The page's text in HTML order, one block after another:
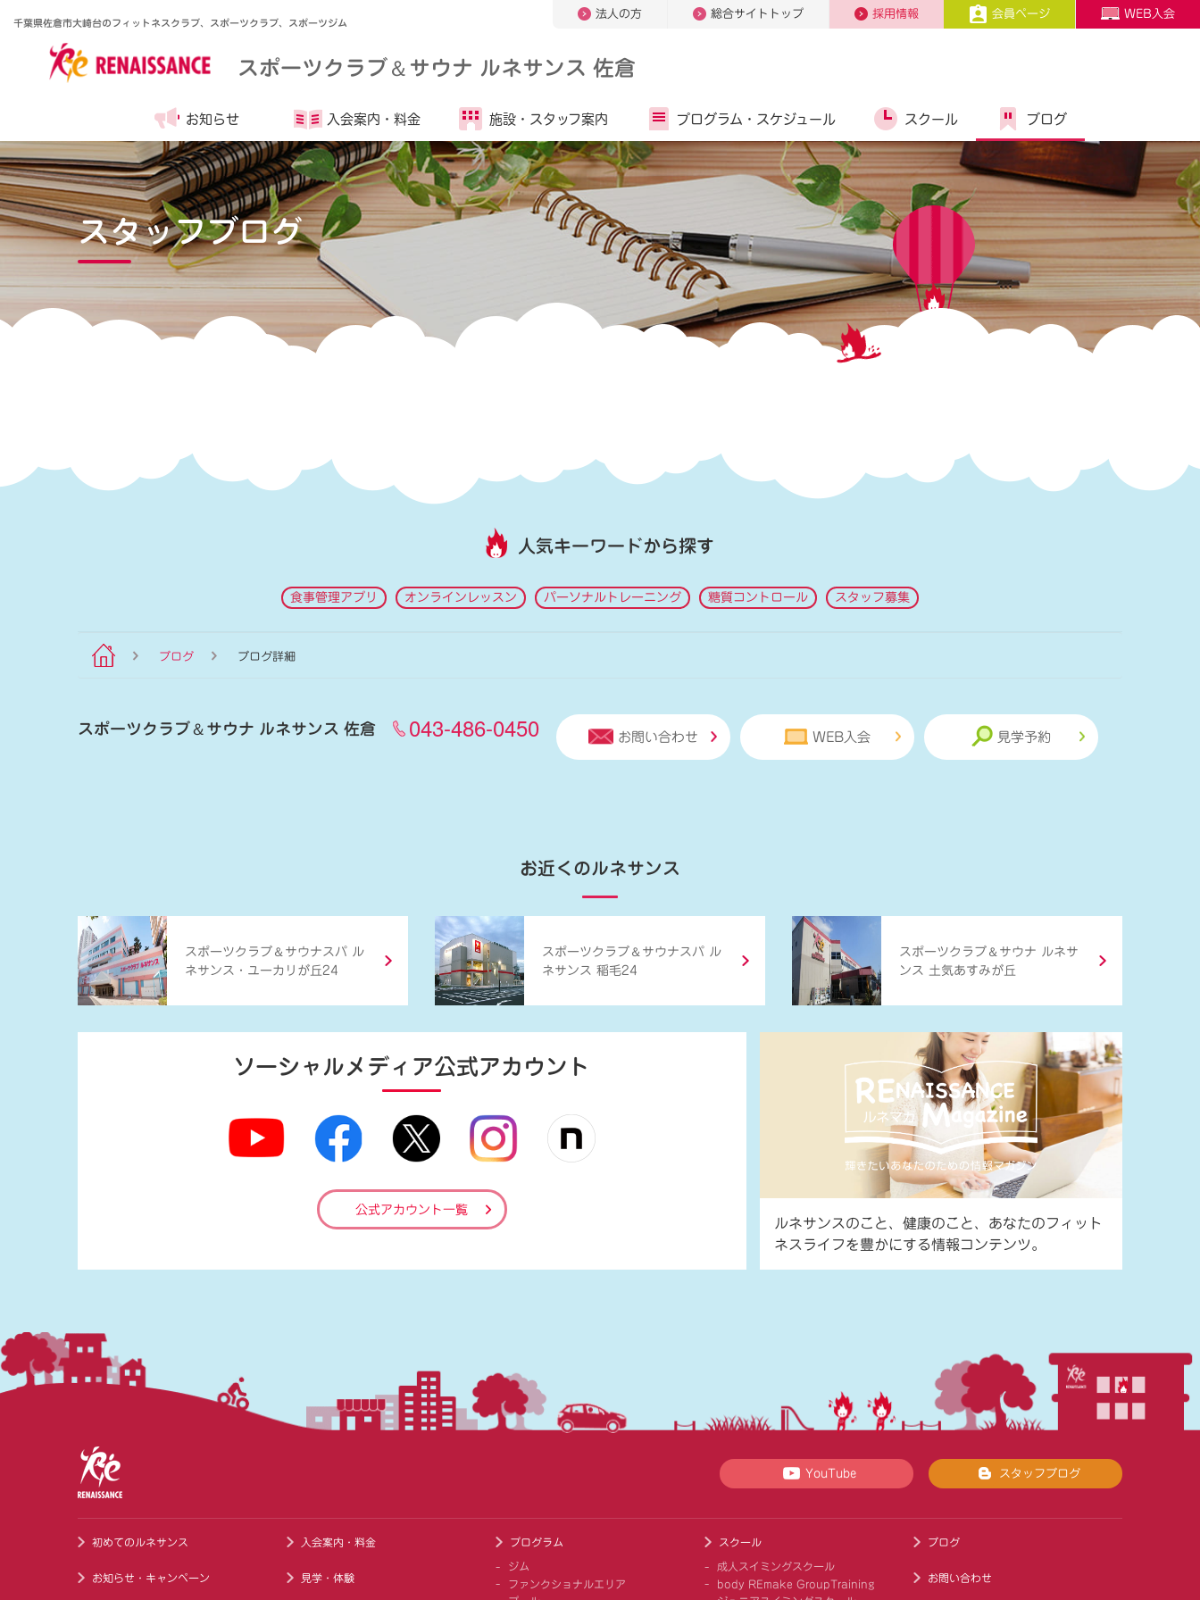
千葉県佐倉市大崎台のフィットネスクラブ、スポーツクラブ、スポーツジム
法人の方 総合サイトトップ 採用情報 会員ページ WEB入会
スポーツクラブ＆サウナ ルネサンス 佐倉
お知らせ 入会案内・ 料金 施設・ スタッフ案内 プログラム・ スケジュール スクール ブログ
スタッフブログ
人気キーワードから探す
食事管理アプリ オンラインレッスン パーソナルトレーニング 糖質コントロール スタッフ募集
ブログ ブログ詳細
スポーツクラブ＆サウナ ルネサンス 佐倉 043-486-0450 お問い合わせ WEB入会 見学予約
お近くのルネサンス
スポーツクラブ ＆ サウナスパ ル
ネサンス・ユーカリが丘24
スポーツクラブ ＆ サウナスパ ル
ネサンス 稲毛24
スポーツクラブ ＆ サウナ ルネサ
ンス 土気あすみが丘
ソーシャルメディア公式アカウント
公式アカウント一覧
ルネサンスのこと、健康のこと、あなたのフィット
ネスライフを豊かにする情報コンテンツ。
YouTube スタッフブログ
初めてのルネサンス
お知らせ・キャンペーン
入会案内・料金
見学・体験
プログラム
ジム
ファンクショナルエリア
スクール
成人スイミングスクール
body REmake GroupTraining
ブログ
お問い合わせ